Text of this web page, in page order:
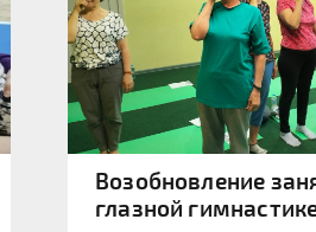
Возобновление
глазной